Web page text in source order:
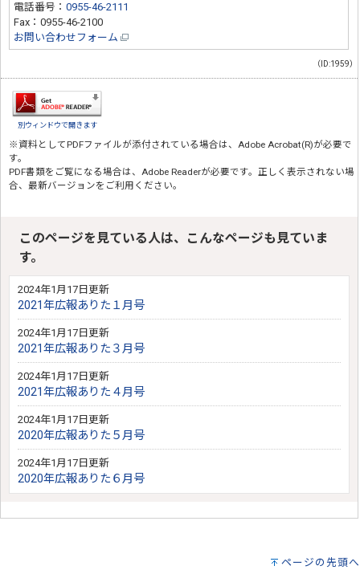
電話番号：0955-46-2111
Fax：0955-46-2100
お問い合わせフォーム
（ID:1959）
別ウィンドウで開きます
※資料としてPDFファイルが添付されている場合は、 Adobe Acrobat(R)が必要で
す。
PDF書類をご覧になる場合は、 Adobe Readerが必要です。正しく表示されない場
合、最新バージョンをご利用ください。
このページを見ている人は、こんなページも見ていま
す。
2024年1月17日更新
2021年広報ありた１月号
2024年1月17日更新
2021年広報ありた３月号
2024年1月17日更新
2021年広報ありた４月号
2024年1月17日更新
2020年広報ありた５月号
2024年1月17日更新
2020年広報ありた６月号
ページの先頭へ